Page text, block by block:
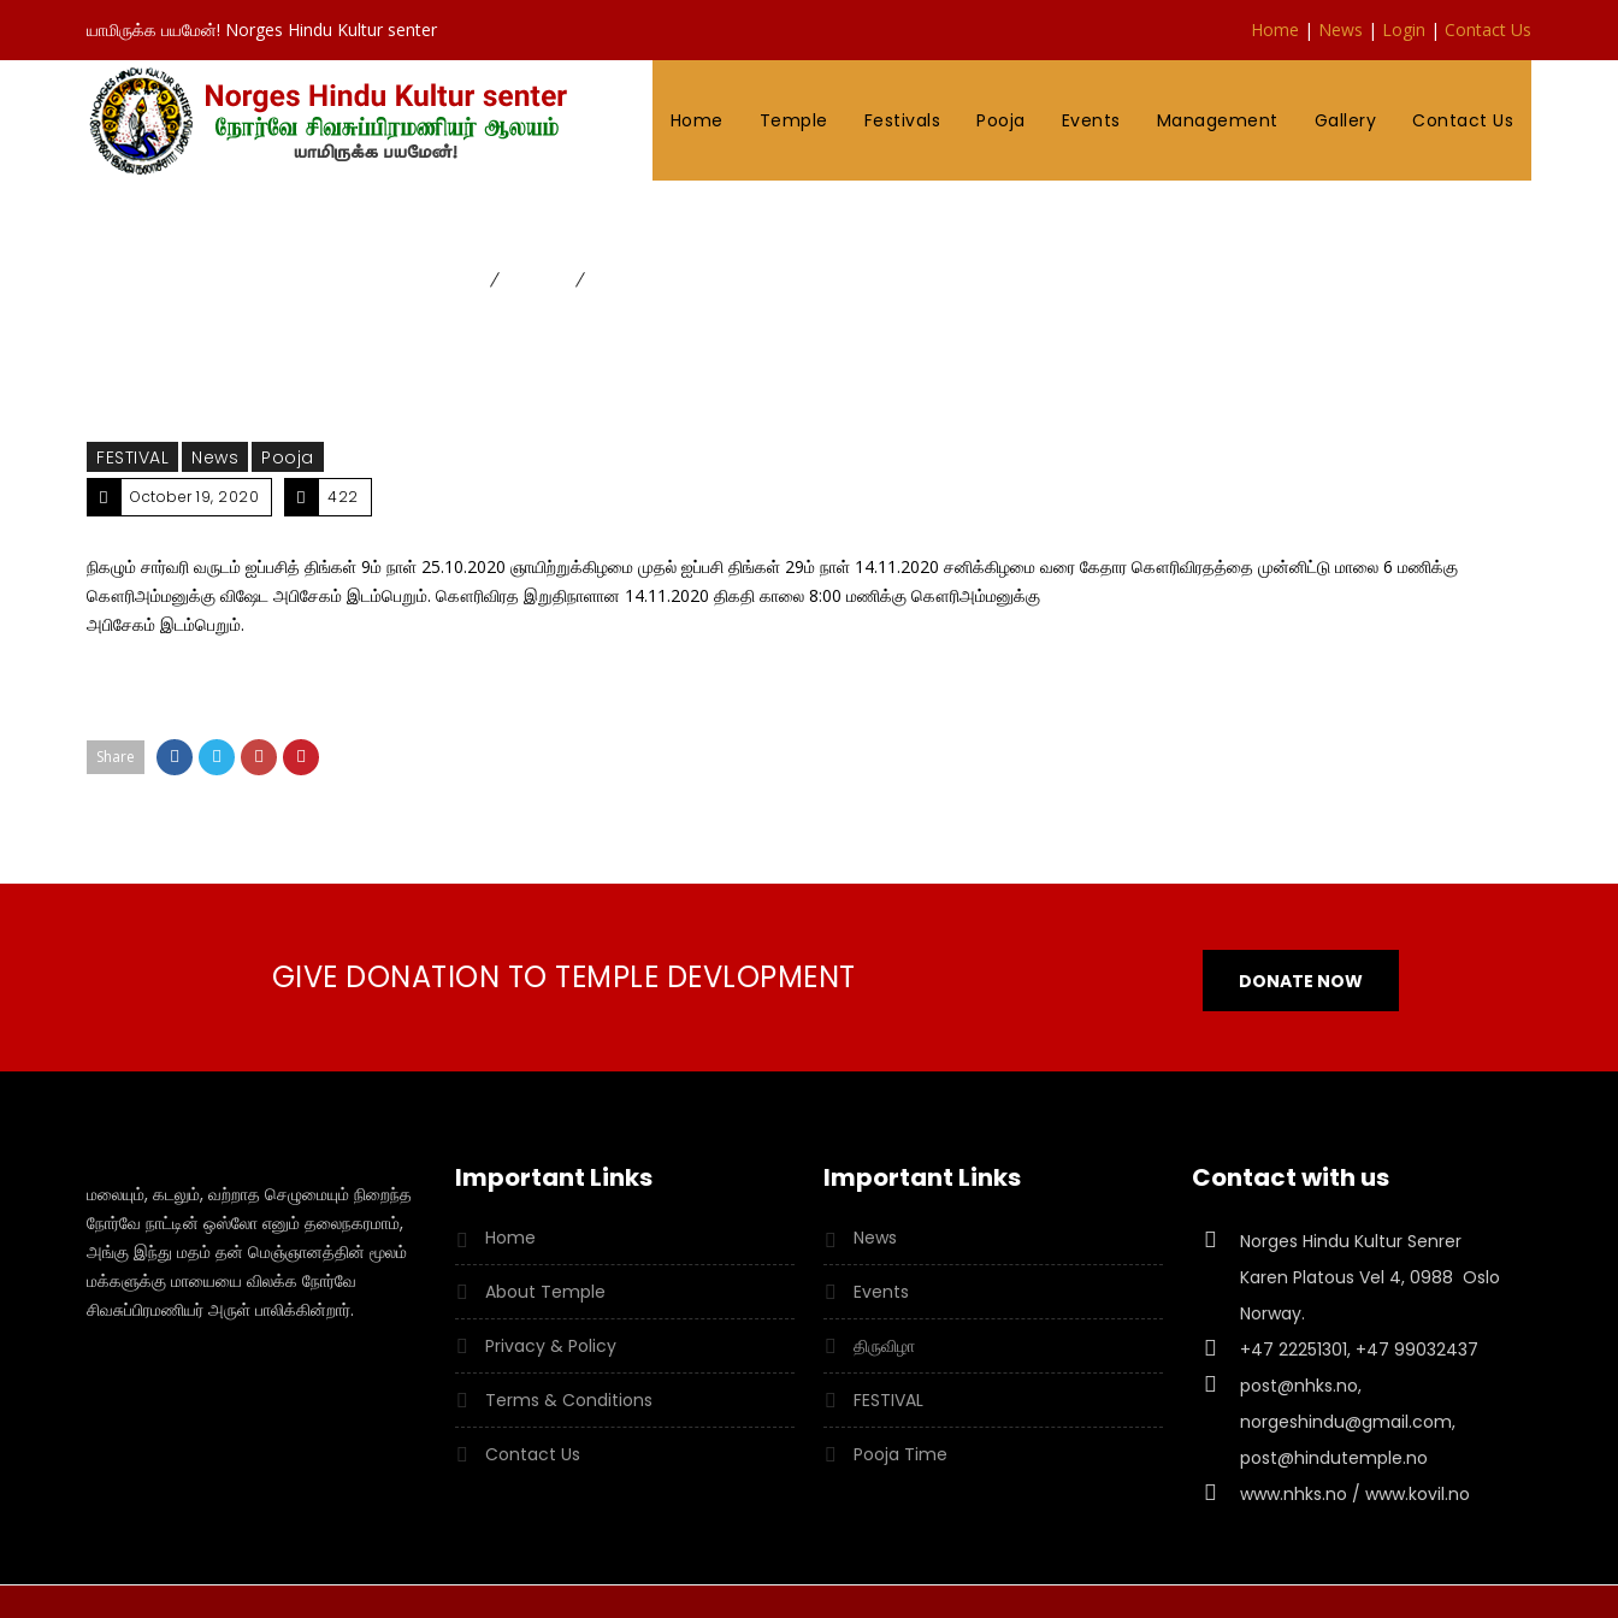
யாமிருக்க பயமேன்! Norges Hindu Kultur senter Home | News | Login | Contact Us
Home Temple Festivals Pooja Events Management Gallery Contact Us
FESTIVAL News Pooja
October 19, 2020 422
நிகழும் சார்வரி வருடம் ஐப்பசித் திங்கள் 9ம் நாள் 25.10.2020 ஞாயிற்றுக்கிழமை முதல் ஐப்பசி திங்கள் 29ம் நாள் 14.11.2020 சனிக்கிழமை வரை கேதார கௌரிவிரதத்தை முன்னிட்டு மாலை 6 மணிக்கு
கௌரிஅம்மனுக்கு விஷேட அபிசேகம் இடம்பெறும். கௌரிவிரத இறுதிநாளான 14.11.2020 திகதி காலை 8:00 மணிக்கு கௌரிஅம்மனுக்கு
அபிசேகம் இடம்பெறும்.
Share
GIVE DONATION TO TEMPLE DEVLOPMENT DONATE NOW
மலையும், கடலும், வற்றாத செழுமையும் நிறைந்த
நோர்வே நாட்டின் ஒஸ்லோ எனும் தலைநகரமாம்,
அங்கு இந்து மதம் தன் மெஞ்ஞானத்தின் மூலம்
மக்களுக்கு மாயையை விலக்க நோர்வே
சிவசுப்பிரமணியர் அருள் பாலிக்கின்றார்.
Important Links
Home
About Temple
Privacy & Policy
Terms & Conditions
Contact Us
Important Links
News
Events
திருவிழா
FESTIVAL
Pooja Time
Contact with us
Norges Hindu Kultur Senrer
Karen Platous Vel 4, 0988 Oslo
Norway.
+47 22251301, +47 99032437
post@nhks.no,
norgeshindu@gmail.com,
post@hindutemple.no
www.nhks.no / www.kovil.no